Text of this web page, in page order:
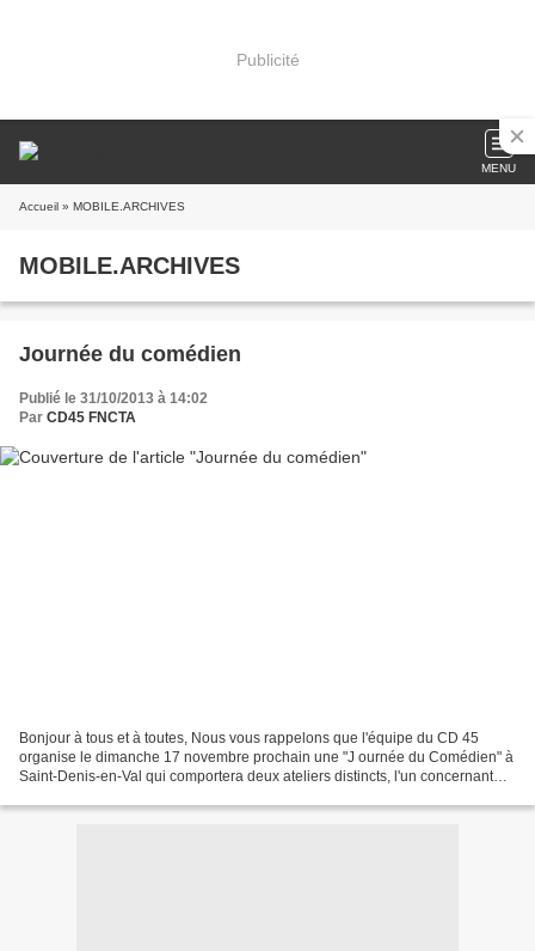
Publicité
MENU
Accueil » MOBILE.ARCHIVES
MOBILE.ARCHIVES
Journée du comédien
Publié le 31/10/2013 à 14:02
Par CD45 FNCTA
Bonjour à tous et à toutes, Nous vous rappelons que l'équipe du CD 45
organise le dimanche 17 novembre prochain une "J ournée du Comédien" à
Saint-Denis-en-Val qui comportera deux ateliers distincts, l'un concernant